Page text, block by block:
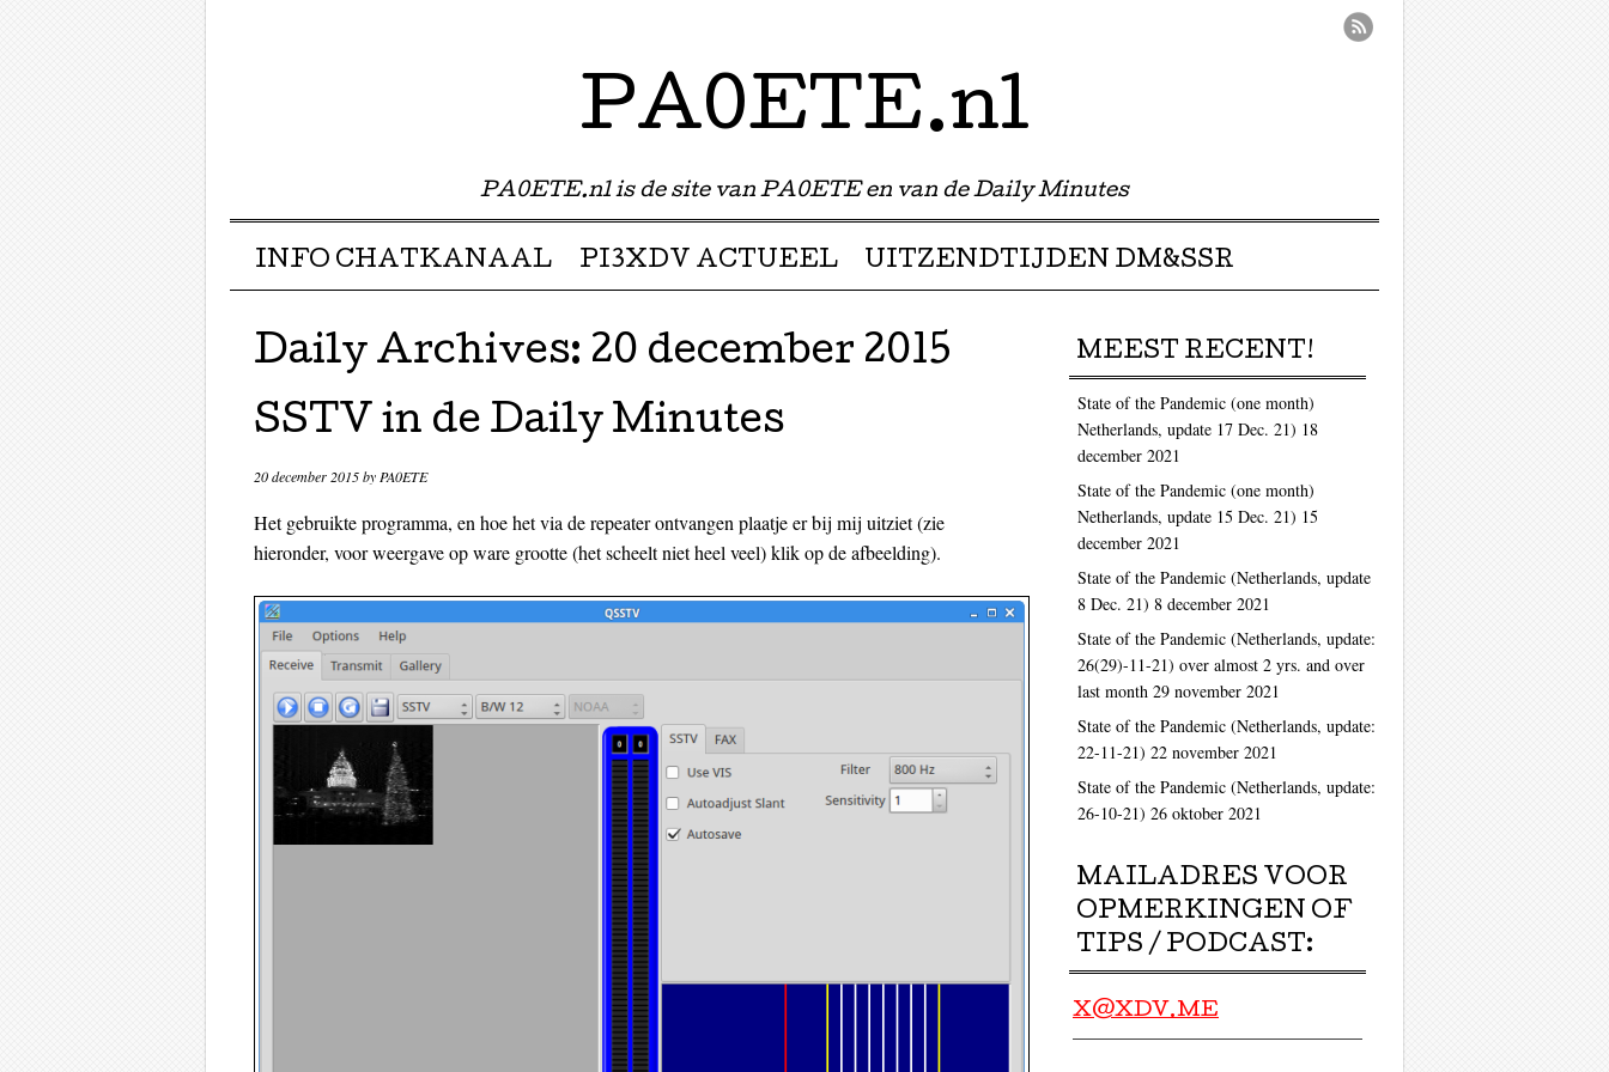
PA0ETE.nl
PA0ETE.nl is de site van PA0ETE en van de Daily Minutes
Menu ☰
Skip to content
INFO CHATKANAAL PI3XDV ACTUEEL UITZENDTIJDEN DM&SSR
Daily Archives: 20 december 2015
SSTV in de Daily Minutes
20 december 2015by PA0ETE
Het gebruikte programma, en hoe het via de repeater ontvangen plaatje er bij mij uitziet (zie
hieronder, voor weergave op ware grootte (het scheelt niet heel veel) klik op de afbeelding).
MEEST RECENT!
State of the Pandemic (one month)
Netherlands, update 17 Dec. 21) 18
december 2021
State of the Pandemic (one month)
Netherlands, update 15 Dec. 21) 15
december 2021
State of the Pandemic (Netherlands, update
8 Dec. 21) 8 december 2021
State of the Pandemic (Netherlands, update:
26(29)-11-21) over almost 2 yrs. and over
last month 29 november 2021
State of the Pandemic (Netherlands, update:
22-11-21) 22 november 2021
State of the Pandemic (Netherlands, update:
26-10-21) 26 oktober 2021
MAILADRES VOOR
OPMERKINGEN OF
TIPS / PODCAST:
X@XDV.ME